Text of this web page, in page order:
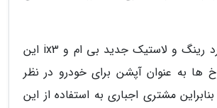
نکته خوب در مورد رینگ و لاستیک جدید بی ام و ix3 این
به عنوان آپشن برای خودرو در نظر
مشتری اجباری به استفاده از این